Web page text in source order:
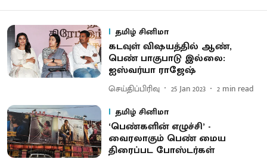
தமிழ் சினிமா
கடவுள் விஷயத்தில் ஆண்,
பெண் பாகுபாடு இல்லை:
ஐஸ்வர்யா ராஜேஷ்
செய்திப்பிரிவு 25 Jan 2023 2 min read
தமிழ் சினிமா
‘பெண்களின் எழுச்சி’ -
வைரலாகும் பெண் மைய
திரைப்பட போஸ்டர்கள்